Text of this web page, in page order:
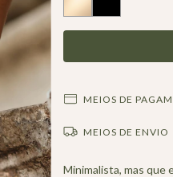
MEIOS DE
MEIOS DE ENVIO
Minimalista, mas que